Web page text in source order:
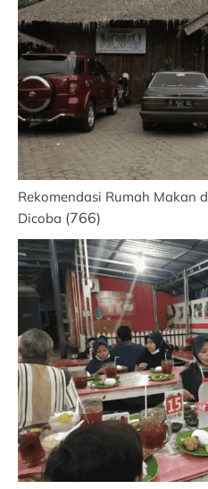
Rekomendasi Rumah Makan
Dicoba (766)